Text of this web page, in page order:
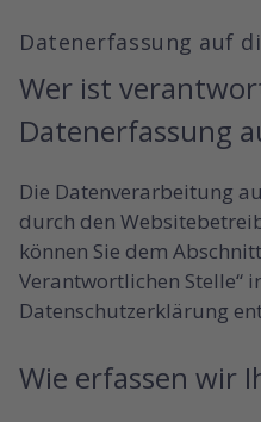
Datenerfassung auf
Wer ist
Datenerfassung
Die Datenverarbeitung
durch den
können Sie dem
Verantwortlichen Stelle“
Datenschutzerklärung
Wie erfassen wir